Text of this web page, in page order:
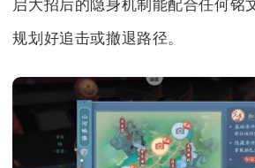
启大招后的隐身机制能配合任何铭
规划好追击或撤退路径。